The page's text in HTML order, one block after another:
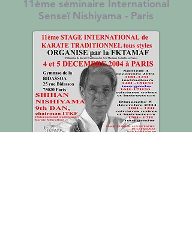
11ème séminaire International
Senseï Nishiyama - Paris